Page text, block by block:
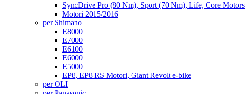
SyncDrive Pro (80 Nm), Sport (70 Nm), Life, Core Motors
Motori 2015/2016
per Shimano
E8000
E7000
E6100
E6000
E5000
EP8, EP8 RS Motori, Giant Revolt e-bike
per OLI